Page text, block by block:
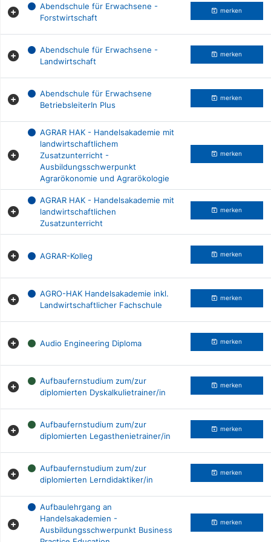
Abendschule für Erwachsene -
Forstwirtschaft
merken
Abendschule für Erwachsene -
Landwirtschaft
merken
Abendschule für Erwachsene
BetriebsleiterIn Plus
merken
AGRAR HAK - Handelsakademie mit
landwirtschaftlichem
Zusatzunterricht -
Ausbildungsschwerpunkt
Agrarökonomie und Agrarökologie
merken
AGRAR HAK - Handelsakademie mit
landwirtschaftlichen
Zusatzunterricht
merken
AGRAR-Kolleg merken
AGRO-HAK Handelsakademie inkl.
Landwirtschaftlicher Fachschule
merken
Audio Engineering Diploma merken
Aufbaufernstudium zum/zur
diplomierten Dyskalkulietrainer/in
merken
Aufbaufernstudium zum/zur
diplomierten Legasthenietrainer/in
merken
Aufbaufernstudium zum/zur
diplomierten Lerndidaktiker/in
merken
Aufbaulehrgang an
Handelsakademien -
Ausbildungsschwerpunkt Business
merken